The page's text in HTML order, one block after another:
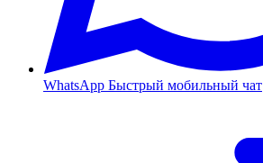
WhatsApp Быстрый мобильный чат